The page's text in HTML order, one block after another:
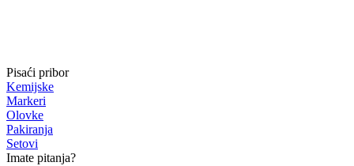
Pisaći pribor
Kemijske
Markeri
Olovke
Pakiranja
Setovi
Imate pitanja?